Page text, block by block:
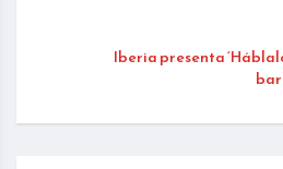
Iberia presenta